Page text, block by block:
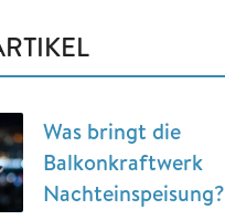
Was bringt die
Balkonkraftwerk
Nachteinspeisung?